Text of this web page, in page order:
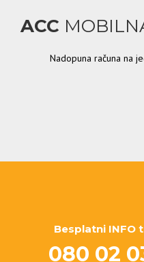
ACC
Nadopuna računa na
Besplatni INFO
080 02